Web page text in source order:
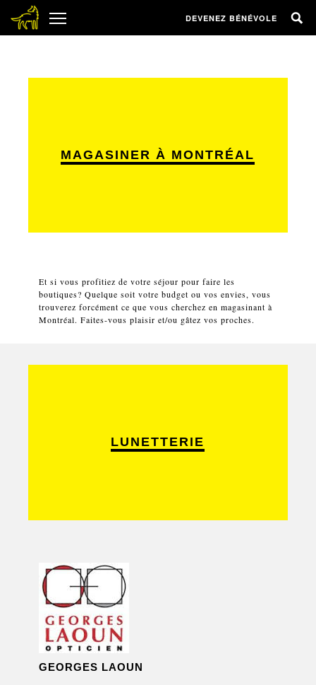
DEVENEZ BÉNÉVOLE
MAGASINER À MONTRÉAL
Et si vous profitiez de votre séjour pour faire les
boutiques? Quelque soit votre budget ou vos envies, vous
trouverez forcément ce que vous cherchez en magasinant à
Montréal. Faites-vous plaisir et/ou gâtez vos proches.
LUNETTERIE
GEORGES LAOUN